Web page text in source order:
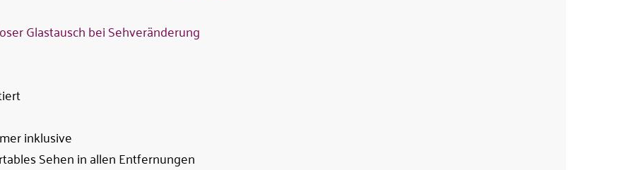
Glastausch bei Sehveränderung
inklusive
Sehen in allen Entfernungen